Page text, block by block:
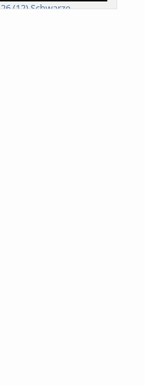
(12) Schwarze